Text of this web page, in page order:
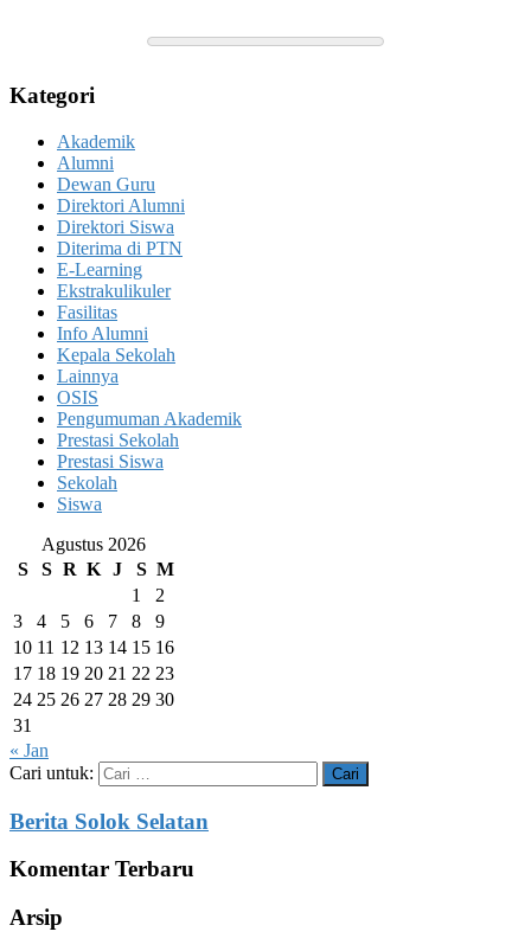
Kategori
Akademik
Alumni
Dewan Guru
Direktori Alumni
Direktori Siswa
Diterima di PTN
E-Learning
Ekstrakulikuler
Fasilitas
Info Alumni
Kepala Sekolah
Lainnya
OSIS
Pengumuman Akademik
Prestasi Sekolah
Prestasi Siswa
Sekolah
Siswa
Agustus 2026
S
S R K J S M
1
2
3
4 5 6 7 8
9
10 11 12 13 14 15 16
17 18 19 20 21 22 23
24 25 26 27 28 29 30
31
« Jan
Cari untuk:
Berita Solok Selatan
Komentar Terbaru
Arsip